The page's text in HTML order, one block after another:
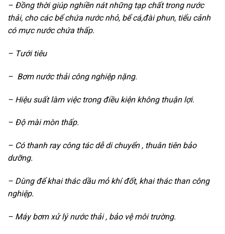
– Đồng thời giúp nghiền nát những tạp chất trong nước
thải, cho các bể chứa nước nhỏ, bể cá,đài phun, tiểu cảnh
có mực nước chứa thấp.
– Tưới tiêu
– Bơm nước thải công nghiệp nặng.
– Hiệu suất làm việc trong điều kiện không thuận lợi.
– Độ mài mòn thấp.
– Có thanh ray công tác dễ di chuyển , thuân tiên bảo
dưỡng.
– Dùng để khai thác dầu mỏ khí đốt, khai thác than công
nghiệp.
– Máy bơm xử lý nước thải , bảo vệ môi trường.